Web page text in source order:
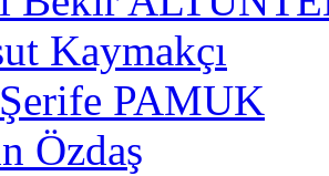
Kaymakçı
PAMUK
Özdaş